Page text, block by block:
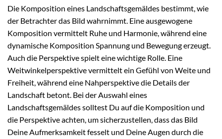
Die Komposition eines Landschaftsgemäldes bestimmt, wie
der Betrachter das Bild wahrnimmt. Eine ausgewogene
Komposition vermittelt Ruhe und Harmonie, während eine
dynamische Komposition Spannung und Bewegung erzeugt.
Auch die Perspektive spielt eine wichtige Rolle. Eine
Weitwinkelperspektive vermittelt ein Gefühl von Weite und
Freiheit, während eine Nahperspektive die Details der
Landschaft betont. Bei der Auswahl eines
Landschaftsgemäldes solltest Du auf die Komposition und
die Perspektive achten, um sicherzustellen, dass das Bild
Deine Aufmerksamkeit fesselt und Deine Augen durch die